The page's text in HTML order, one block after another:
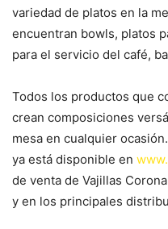
variedad de platos en la
encuentran bowls, platos
para el servicio del café,
Todos los productos que
crean composiciones
mesa en cualquier
ya está disponible en
de venta de Vajillas
y en los principales